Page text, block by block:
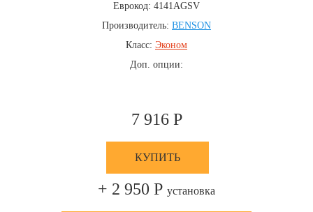
Еврокод: 4141AGSV
Производитель: BENSON
Класс: Эконом
Доп. опции:
7 916 Р
КУПИТЬ
+ 2 950 Р установка